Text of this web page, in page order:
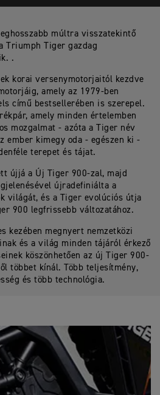
múltra visszatekintő
Triumph Tiger gazdag
.
korai versenymotorjaitól kezdve
amely az 1979-ben
című bestsellerében is szerepel.
amely minden értelemben
mozgalmat - azóta a Tiger név
ember kimegy oda - egészen ki -
terepet és tájat.
újjá a Új Tiger 900-zal, majd
újradefiniálta a
világát, és a Tiger evolúciós útja
900 legfrissebb változatához.
kezében megnyert nemzetközi
és a világ minden tájáról érkező
köszönhetően az új Tiger 900-
többet kínál. Több teljesítmény,
és több technológia.